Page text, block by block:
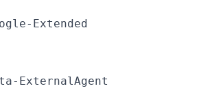
Extended
ExternalAgent